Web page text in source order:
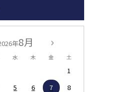
年8月
水 木 金 土
1
5 6 7
8